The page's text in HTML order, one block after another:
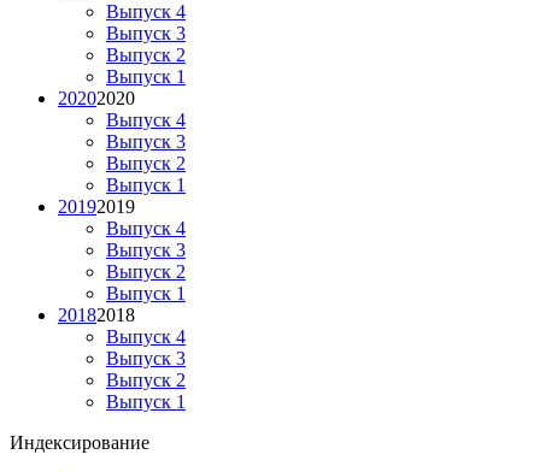
Выпуск 4
Выпуск 3
Выпуск 2
Выпуск 1
20202020
Выпуск 4
Выпуск 3
Выпуск 2
Выпуск 1
20192019
Выпуск 4
Выпуск 3
Выпуск 2
Выпуск 1
20182018
Выпуск 4
Выпуск 3
Выпуск 2
Выпуск 1
Индексирование